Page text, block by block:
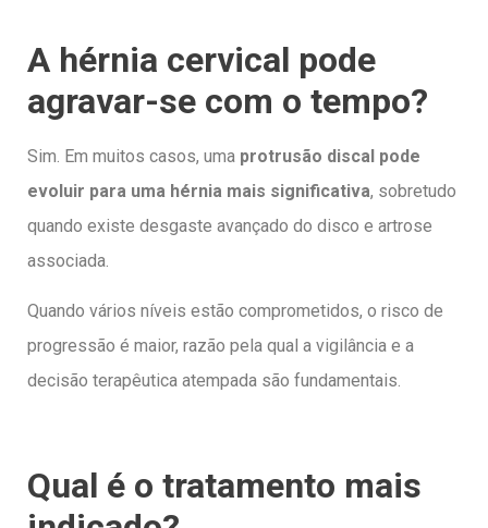
A hérnia cervical pode
agravar-se com o tempo?
Sim. Em muitos casos, uma protrusão discal pode
evoluir para uma hérnia mais significativa, sobretudo
quando existe desgaste avançado do disco e artrose
associada.
Quando vários níveis estão comprometidos, o risco de
progressão é maior, razão pela qual a vigilância e a
decisão terapêutica atempada são fundamentais.
Qual é o tratamento mais